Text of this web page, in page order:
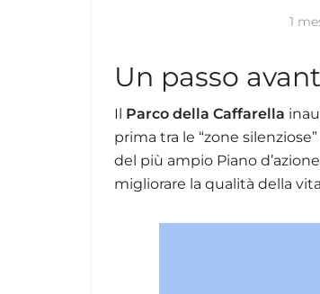
1
Un passo
Il Parco della Caffarella
prima tra le “zone
del più ampio Piano
migliorare la qualità della